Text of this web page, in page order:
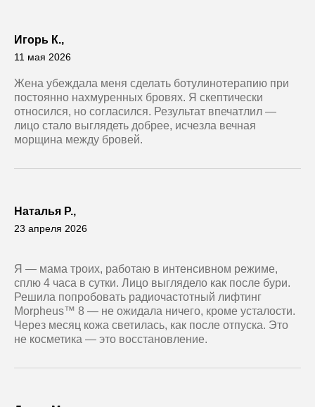
Игорь К.,
11 мая 2026
Жена убеждала меня сделать ботулинотерапию при
постоянно нахмуренных бровях. Я скептически
относился, но согласился. Результат впечатлил —
лицо стало выглядеть добрее, исчезла вечная
морщина между бровей.
Наталья Р.,
23 апреля 2026
Я — мама троих, работаю в интенсивном режиме,
сплю 4 часа в сутки. Лицо выглядело как после бури.
Решила попробовать радиочастотный лифтинг
Morpheus™ 8 — не ожидала ничего, кроме усталости.
Через месяц кожа светилась, как после отпуска. Это
не косметика — это восстановление.